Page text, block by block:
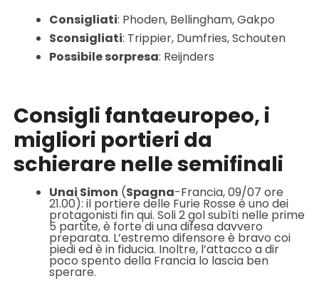
Consigliati: Phoden, Bellingham, Gakpo
Sconsigliati: Trippier, Dumfries, Schouten
Possibile sorpresa: Reijnders
Consigli fantaeuropeo, i
migliori portieri da
schierare nelle semifinali
Unai Simon (Spagna-Francia, 09/07 ore
21.00): il portiere delle Furie Rosse è uno dei
protagonisti fin qui. Soli 2 gol subìti nelle prime
5 partite, è forte di una difesa davvero
preparata. L’estremo difensore è bravo coi
piedi ed è in fiducia. Inoltre, l’attacco a dir
poco spento della Francia lo lascia ben
sperare.